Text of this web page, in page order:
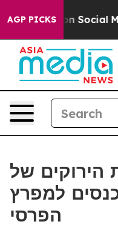
AGP PICKSon Social
הירוקים של
למפרץ
הפרסי